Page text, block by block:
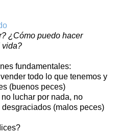
¿Cómo puedo hacer
vida?
fundamentales:
todo lo que tenemos y
(buenos peces)
luchar por nada, no
(malos peces)